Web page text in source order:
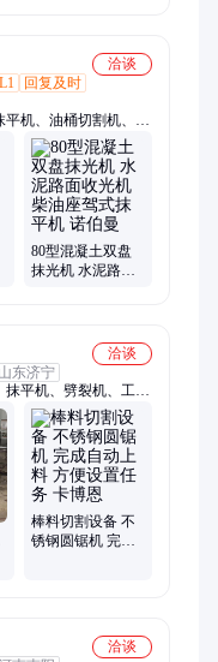
洽谈
回复及时
机、油桶切割机、遥
80型混凝土双盘
抹光机 水泥路面
洽谈
山东济宁
平机、劈裂机、工字
智能张拉设备、玻璃
推雪铲、抛雪机、板
雪机、破碎锤、挖机
电磁吸盘、沙滩车扫
棒料切割设备 不
锈钢圆锯机 完成
洽谈